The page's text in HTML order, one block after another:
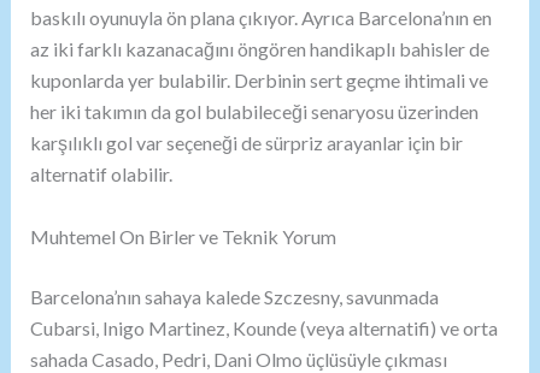
baskılı oyunuyla ön plana çıkıyor. Ayrıca Barcelona’nın en
az iki farklı kazanacağını öngören handikaplı bahisler de
kuponlarda yer bulabilir. Derbinin sert geçme ihtimali ve
her iki takımın da gol bulabileceği senaryosu üzerinden
karşılıklı gol var seçeneği de sürpriz arayanlar için bir
alternatif olabilir.
Muhtemel On Birler ve Teknik Yorum
Barcelona’nın sahaya kalede Szczesny, savunmada
Cubarsi, Inigo Martinez, Kounde (veya alternatifi) ve orta
sahada Casado, Pedri, Dani Olmo üçlüsüyle çıkması